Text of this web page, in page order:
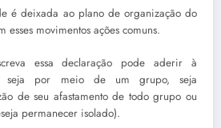
é deixada ao plano de organização do
movimentos ações comuns.
essa declaração pode aderir à
seja por meio de um grupo, seja
de seu afastamento de todo grupo ou
permanecer isolado).